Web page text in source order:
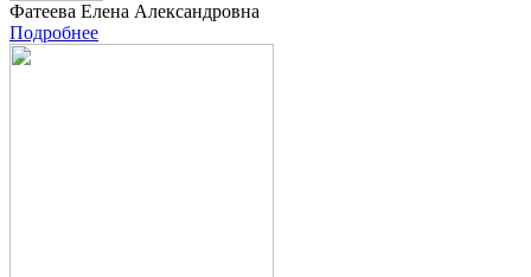
Фатеева Елена Александровна
Подробнее